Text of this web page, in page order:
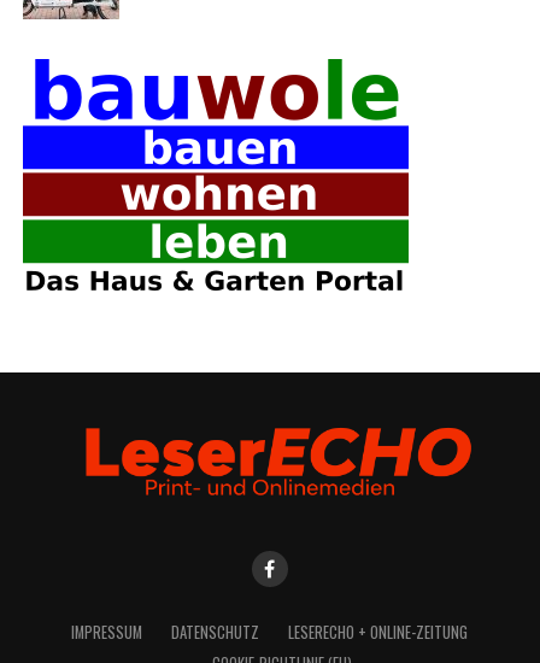
IMPRES­SUM DATEN­SCHUTZ
LESE­R­ECHO + ONLINE-ZEITUNG